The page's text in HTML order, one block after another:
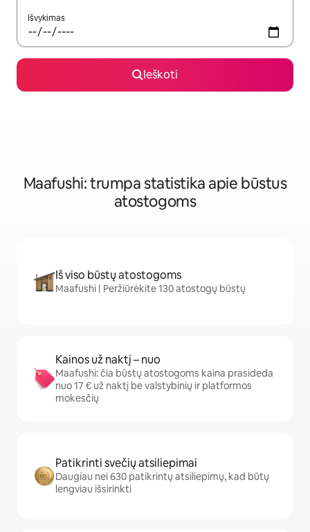
Išvykimas
Ieškoti
Maafushi: trumpa statistika apie būstus
atostogoms
Iš viso būstų atostogoms
Maafushi | Peržiūrėkite 130 atostogų būstų
Kainos už naktį – nuo
Maafushi: čia būstų atostogoms kaina prasideda
nuo 17 € už naktį be valstybinių ir platformos
mokesčių
Patikrinti svečių atsiliepimai
Daugiau nei 630 patikrintų atsiliepimų, kad būtų
lengviau išsirinkti